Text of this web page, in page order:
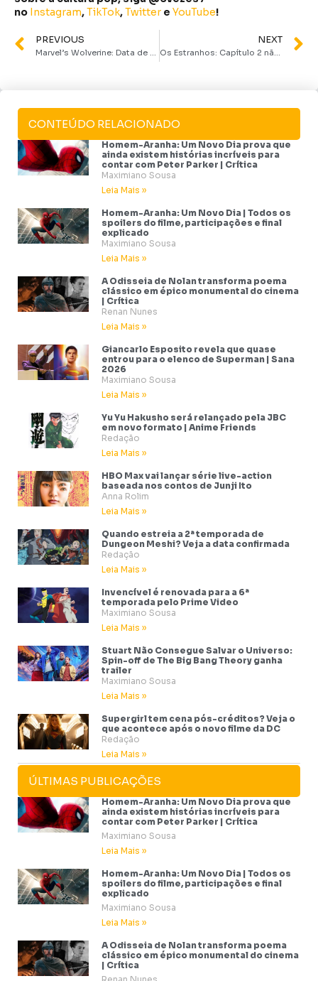
no Instagram,TikTok,Twitter e YouTube!
PREVIOUS NEXT
CONTEÚDO RELACIONADO
Homem-Aranha: Um Novo Dia prova que
ainda existem histórias incríveis para
contar com Peter Parker | Crítica
Maximiano Sousa
Leia Mais »
Homem-Aranha: Um Novo Dia | Todos os
spoilers do filme, participações e final
explicado
Maximiano Sousa
Leia Mais »
A Odisseia de Nolan transforma poema
clássico em épico monumental do cinema
| Crítica
Renan Nunes
Leia Mais »
Giancarlo Esposito revela que quase
entrou para o elenco de Superman | Sana
2026
Maximiano Sousa
Leia Mais »
Yu Yu Hakusho será relançado pela JBC
em novo formato | Anime Friends
Redação
Leia Mais »
HBO Max vai lançar série live-action
baseada nos contos de Junji Ito
Anna Rolim
Leia Mais »
Quando estreia a 2ª temporada de
Dungeon Meshi? Veja a data confirmada
Redação
Leia Mais »
Invencível é renovada para a 6ª
temporada pelo Prime Video
Maximiano Sousa
Leia Mais »
Stuart Não Consegue Salvar o Universo:
Spin-off de The Big Bang Theory ganha
trailer
Maximiano Sousa
Leia Mais »
Supergirl tem cena pós-créditos? Veja o
que acontece após o novo filme da DC
Redação
Leia Mais »
ÚLTIMAS PUBLICAÇÕES
Homem-Aranha: Um Novo Dia prova que
ainda existem histórias incríveis para
contar com Peter Parker | Crítica
Maximiano Sousa
Leia Mais »
Homem-Aranha: Um Novo Dia | Todos os
spoilers do filme, participações e final
explicado
Maximiano Sousa
Leia Mais »
A Odisseia de Nolan transforma poema
clássico em épico monumental do cinema
| Crítica